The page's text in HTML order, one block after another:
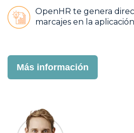
OpenHR te genera
marcajes en la
Más información